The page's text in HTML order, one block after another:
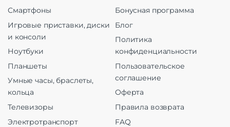
Смартфоны
Игровые приставки, диски
и консоли
Ноутбуки
Планшеты
Умные часы, браслеты,
кольца
Телевизоры
Электротранспорт
Бонусная программа
Блог
Политика
конфиденциальности
Пользовательское
соглашение
Оферта
Правила возврата
FAQ